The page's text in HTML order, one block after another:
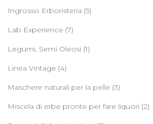
Ingrosso Erboristeria (5)
Lab Experience (7)
Legumi, Semi Oleosi (1)
Linea Vintage (4)
Maschere naturali per la pelle (3)
Miscela di erbe pronte per fare liquori (2)